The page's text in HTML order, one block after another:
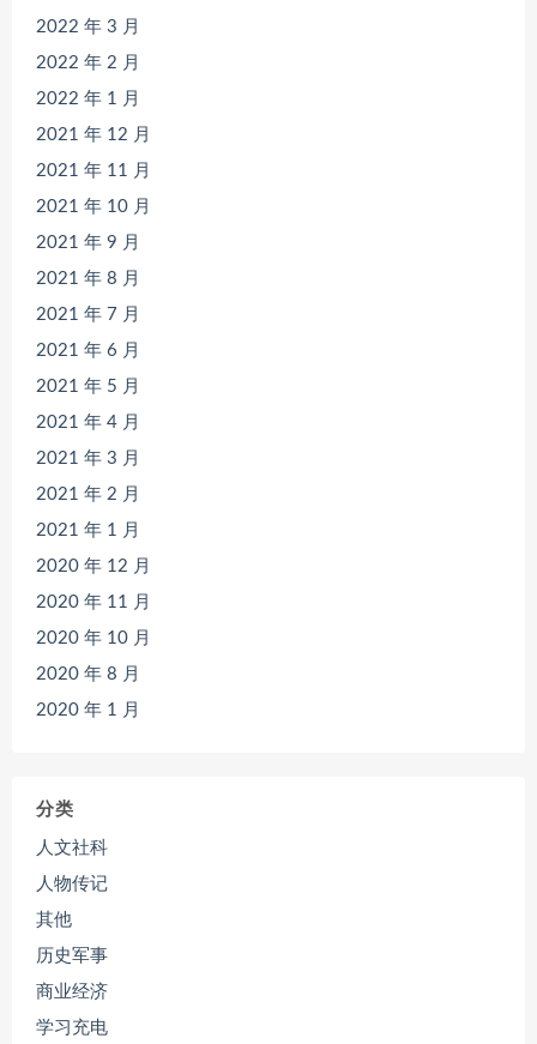
2022 年 3 月
2022 年 2 月
2022 年 1 月
2021 年 12 月
2021 年 11 月
2021 年 10 月
2021 年 9 月
2021 年 8 月
2021 年 7 月
2021 年 6 月
2021 年 5 月
2021 年 4 月
2021 年 3 月
2021 年 2 月
2021 年 1 月
2020 年 12 月
2020 年 11 月
2020 年 10 月
2020 年 8 月
2020 年 1 月
分类
人文社科
人物传记
其他
历史军事
商业经济
学习充电